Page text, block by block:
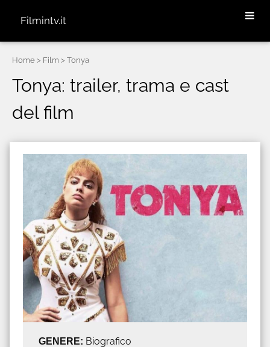
Filmintv.it
Home > Film > Tonya
Tonya: trailer, trama e cast
del film
GENERE: Biografico